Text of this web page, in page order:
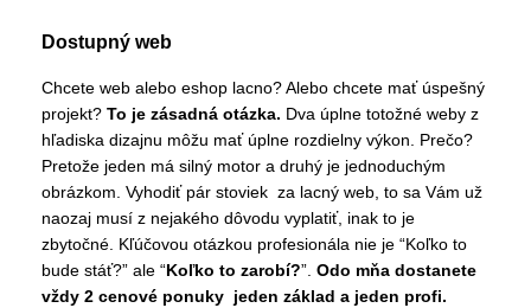
Dostupný web
Chcete web alebo eshop lacno? Alebo chcete mať úspešný
projekt? To je zásadná otázka. Dva úplne totožné weby z
hľadiska dizajnu môžu mať úplne rozdielny výkon. Prečo?
Pretože jeden má silný motor a druhý je jednoduchým
obrázkom. Vyhodiť pár stoviek za lacný web, to sa Vám už
naozaj musí z nejakého dôvodu vyplatiť, inak to je
zbytočné. Kľúčovou otázkou profesionála nie je “Koľko to
bude stáť?” ale “Koľko to zarobí?”. Odo mňa dostanete
vždy 2 cenové ponuky jeden základ a jeden profi.